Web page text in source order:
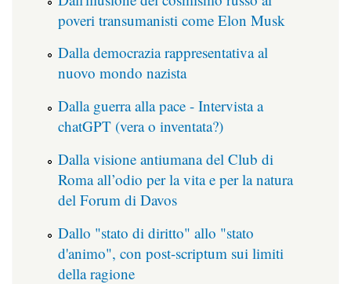
poveri transumanisti come Elon Musk
Dalla democrazia rappresentativa al
nuovo mondo nazista
Dalla guerra alla pace - Intervista a
chatGPT (vera o inventata?)
Dalla visione antiumana del Club di
Roma all’odio per la vita e per la natura
del Forum di Davos
Dallo "stato di diritto" allo "stato
d'animo", con post-scriptum sui limiti
della ragione